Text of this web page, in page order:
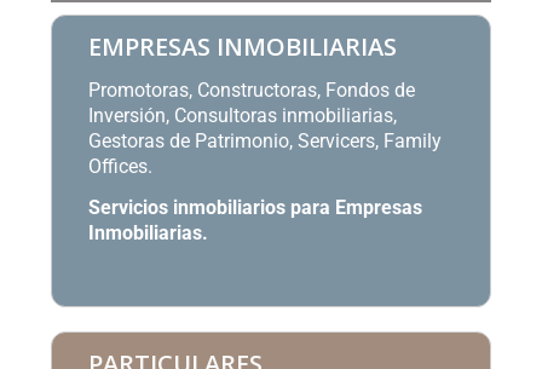
EMPRESAS INMOBILIARIAS
Promotoras, Constructoras, Fondos de
Inversión, Consultoras inmobiliarias,
Gestoras de Patrimonio, Servicers, Family
Offices.
Servicios inmobiliarios para Empresas
Inmobiliarias.